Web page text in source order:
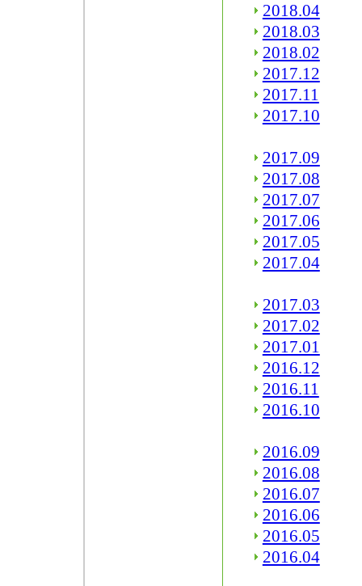
2018.04
2018.03
2018.02
2017.12
2017.11
2017.10
2017.09
2017.08
2017.07
2017.06
2017.05
2017.04
2017.03
2017.02
2017.01
2016.12
2016.11
2016.10
2016.09
2016.08
2016.07
2016.06
2016.05
2016.04